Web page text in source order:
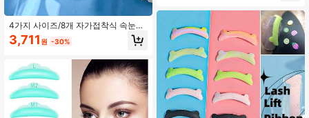
4가지 사이즈/8개 자가접착식 속눈썹
리프트 패드, 속눈썹 리프트 패드, 속
눈썹 컬러, 속눈썹 패드, 메이크업 도
고 재사용 가능 (광택 혼합 색상)
3,711 원 -30%